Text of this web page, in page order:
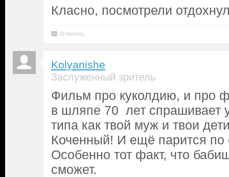
Класно, посмотрели
Ответить
Kolyanishe
Заслуженный зритель
Фильм про куколдию, и про
в шляпе 70 лет спрашивает
типа как твой муж и твои
Коченный! И ещё парится
Особенно тот факт, что
сможет.